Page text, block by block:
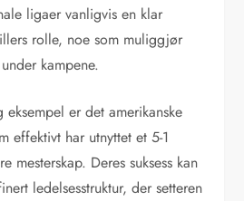
ligaer vanligvis en klar
rolle, noe som muliggjør
kampene.
eksempel er det amerikanske
effektivt har utnyttet et 5-1
mesterskap. Deres suksess kan
ledelsesstruktur, der setteren